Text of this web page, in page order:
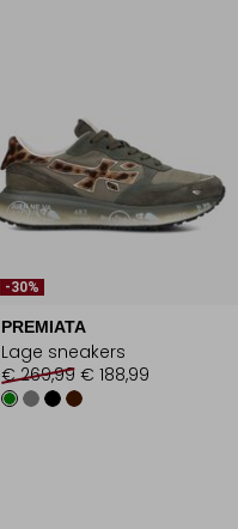
-30%
PREMIATA
Lage sneakers
€ 269,99 € 188,99